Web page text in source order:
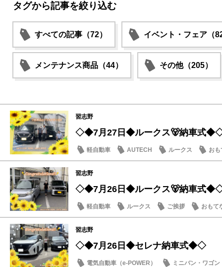
タグから記事を絞り込む
すべての記事（72） イベント・フェア（
メンテナンス商品（44） その他（205）
習志野
◇◆7月27日◆ルークス🐻納車式
軽自動車 AUTECH ルークス おも
習志野
◇◆7月26日◆ルークス🐻納車式
軽自動車 ルークス ご挨拶 おもて
習志野
◇◆7月26日◆セレナ納車式◆◇
電気自動車（e-POWER）
ミニバン・ワゴン